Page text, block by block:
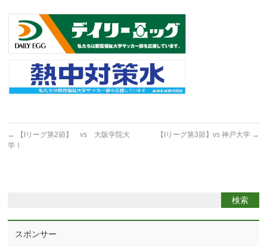
←
【Iリーグ第2節】 vs 大阪学院大
学Ⅰ
【Iリーグ第3節】vs 神戸大学 →
スポンサー